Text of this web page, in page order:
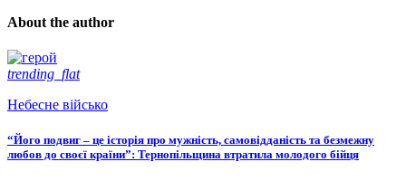
About the author
trending_flat
Небесне військо
“Його подвиг – це історія про мужність, самовідданість та безмежну
любов до своєї країни”: Тернопільщина втратила молодого бійця